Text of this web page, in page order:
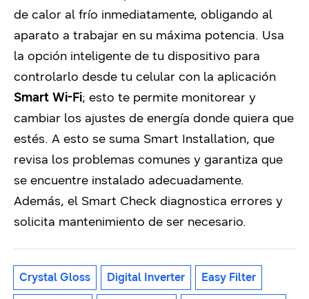
de calor al frío inmediatamente, obligando al
aparato a trabajar en su máxima potencia. Usa
la opción inteligente de tu dispositivo para
controlarlo desde tu celular con la aplicación
Smart Wi-Fi; esto te permite monitorear y
cambiar los ajustes de energía donde quiera que
estés. A esto se suma Smart Installation, que
revisa los problemas comunes y garantiza que
se encuentre instalado adecuadamente.
Además, el Smart Check diagnostica errores y
solicita mantenimiento de ser necesario.
Crystal Gloss Digital Inverter Easy Filter